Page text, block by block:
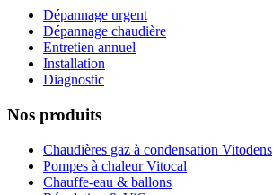
Dépannage urgent
Dépannage chaudière
Entretien annuel
Installation
Diagnostic
Nos produits
Chaudières gaz à condensation Vitodens
Pompes à chaleur Vitocal
Chauffe-eau & ballons